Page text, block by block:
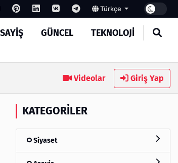
Türkçe
GÜNCEL TEKNOLOJI
Eğitim Kitleri ile Elektronik Öğrenmek Artık
Videolar Giriş Yap
KATEGORILER
Siyaset